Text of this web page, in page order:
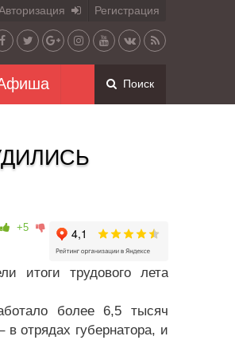
Регистрация
Поиск
+5
итоги трудового лета
более 6,5 тысяч
отрядах губернатора, и